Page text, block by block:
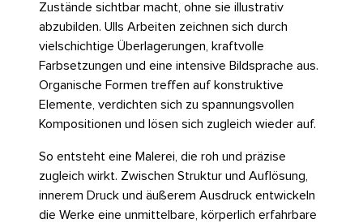
Zustände sichtbar macht, ohne sie illustrativ
abzubilden. Ulls Arbeiten zeichnen sich durch
vielschichtige Überlagerungen, kraftvolle
Farbsetzungen und eine intensive Bildsprache aus.
Organische Formen treffen auf konstruktive
Elemente, verdichten sich zu spannungsvollen
Kompositionen und lösen sich zugleich wieder auf.
So entsteht eine Malerei, die roh und präzise
zugleich wirkt. Zwischen Struktur und Auflösung,
innerem Druck und äußerem Ausdruck entwickeln
die Werke eine unmittelbare, körperlich erfahrbare